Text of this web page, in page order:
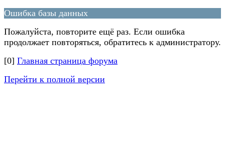
Ошибка базы данных
Пожалуйста, повторите ещё раз. Если ошибка
продолжает повторяться, обратитесь к администратору.
[0] Главная страница форума
Перейти к полной версии